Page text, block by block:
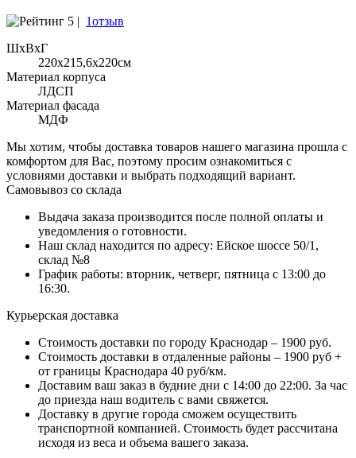
5 | 1отзыв
ШхВхГ
220x215,6х220см
Материал корпуса
ЛДСП
Материал фасада
МДФ
Мы хотим, чтобы доставка товаров нашего магазина прошла с
комфортом для Вас, поэтому просим ознакомиться с
условиями доставки и выбрать подходящий вариант.
Самовывоз со склада
Выдача заказа производится после полной оплаты и
уведомления о готовности.
Наш склад находится по адресу: Ейское шоссе 50/1,
склад №8
График работы: вторник, четверг, пятница с 13:00 до
16:30.
Курьерская доставка
Стоимость доставки по городу Краснодар – 1900 руб.
Стоимость доставки в отдаленные районы – 1900 руб +
от границы Краснодара 40 руб/км.
Доставим ваш заказ в будние дни с 14:00 до 22:00. За час
до приезда наш водитель с вами свяжется.
Доставку в другие города сможем осуществить
транспортной компанией. Стоимость будет рассчитана
исходя из веса и объема вашего заказа.